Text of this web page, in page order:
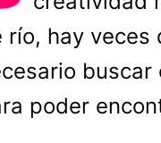
río, hay veces
buscar
poder